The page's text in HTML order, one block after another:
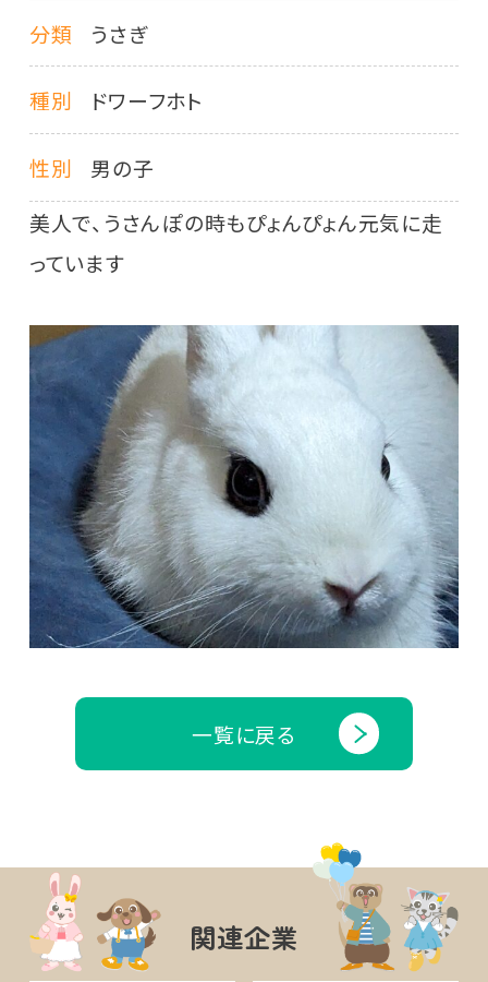
分類 うさぎ
種別 ドワーフホト
性別
男の子
美人で、うさんぽの時もぴょんぴょん元気に走
っています
一覧に戻る
関連企業